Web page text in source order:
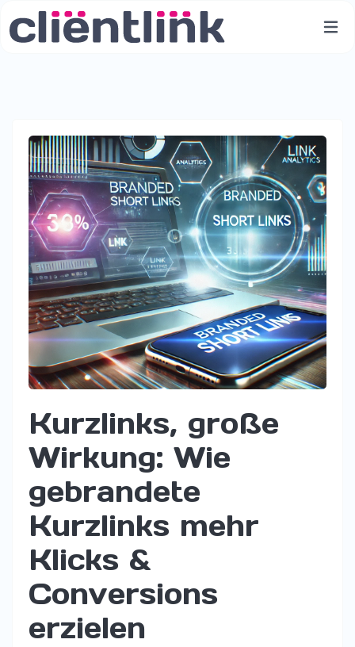
Kurzlinks, große
Wirkung: Wie
gebrandete
Kurzlinks mehr
Klicks &
Conversions
erzielen